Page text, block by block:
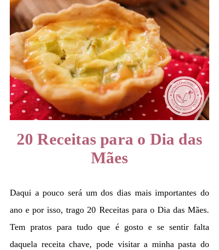
20 Receitas para o Dia das
Mães
Daqui a pouco será um dos dias mais importantes do
ano e por isso, trago 20 Receitas para o Dia das Mães.
Tem pratos para tudo que é gosto e se sentir falta
daquela receita chave, pode visitar a minha pasta do